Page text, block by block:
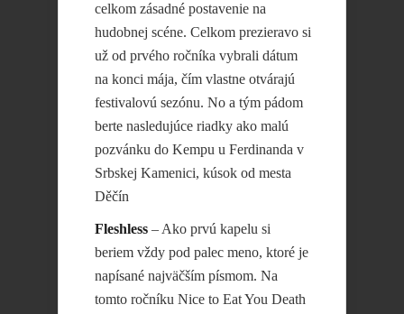
celkom zásadné postavenie na
hudobnej scéne. Celkom prezieravo si
už od prvého ročníka vybrali dátum
na konci mája, čím vlastne otvárajú
festivalovú sezónu. No a tým pádom
berte nasledujúce riadky ako malú
pozvánku do Kempu u Ferdinanda v
Srbskej Kamenici, kúsok od mesta
Děčín
Fleshless – Ako prvú kapelu si
beriem vždy pod palec meno, ktoré je
napísané najväčším písmom. Na
tomto ročníku Nice to Eat You Death